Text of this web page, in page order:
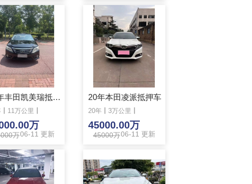
12年丰田凯美瑞抵押车
丨 11万公里
万
万06-11 更新
20年本田凌派抵押车
20年丨 3万公里
45000.00万
45000万06-11 更新